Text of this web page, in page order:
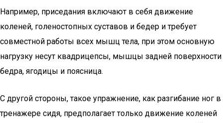
Например, приседания включают в себя движение
коленей, голеностопных суставов и бедер и требует
совместной работы всех мышц тела, при этом основную
нагрузку несут квадрицепсы, мышцы задней поверхности
бедра, ягодицы и поясница.
С другой стороны, такое упражнение, как разгибание ног в
тренажере сидя, предполагает только движение коленей